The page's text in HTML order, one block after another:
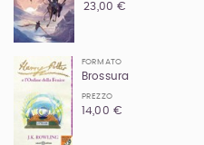
23,00 €
FORMATO
Brossura
PREZZO
14,00 €